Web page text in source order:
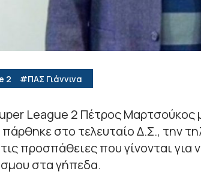
2 #ΠΑΣ Γιάννινα
League 2 Πέτρος
στο τελευταίο Δ.Σ., την
προσπάθειες που γίνονται για
στα γήπεδα.